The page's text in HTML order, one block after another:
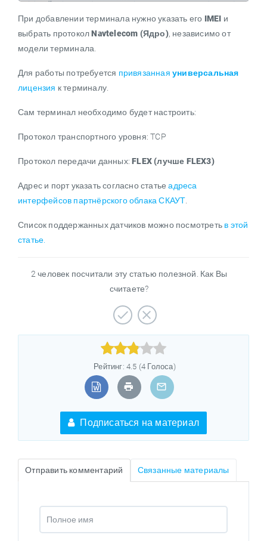
При добавлении терминала нужно указать его IMEI и
выбрать протоколNavtelecom (Ядро), независимо от
модели терминала.
Для работы потребуется привязаннаяуниверсальная
лицензия к терминалу.
Сам терминал необходимо будет настроить:
Протокол транспортного уровня: TCP
Протокол передачи данных:FLEX (лучше FLEX3)
Адрес и порт указать согласно статьеадреса
интерфейсов партнёрского облака СКАУТ.
Список поддержанных датчиков можно посмотреть в этой
статье.
2 человек посчитали эту статью полезной. Как Вы
считаете?



Рейтинг: 4.5 (4 Голоса)
Подписаться на материал
Отправить комментарий Связанные материалы